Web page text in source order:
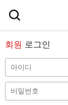
회원 로그인